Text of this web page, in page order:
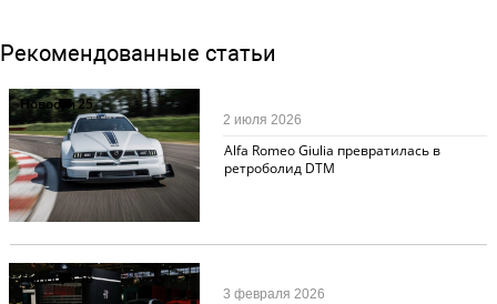
Рекомендованные статьи
Новости25
Alfa Romeo Giulia превратилась в
ретроболид DTM
2 июля 2026
Новости56
3 февраля 2026